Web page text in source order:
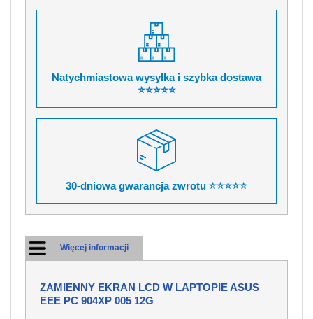
Natychmiastowa wysyłka i szybka dostawa
⭐⭐⭐⭐⭐
30-dniowa gwarancja zwrotu ⭐⭐⭐⭐⭐
Więcej informacji
ZAMIENNY EKRAN LCD W LAPTOPIE ASUS
EEE PC 904XP 005 12G